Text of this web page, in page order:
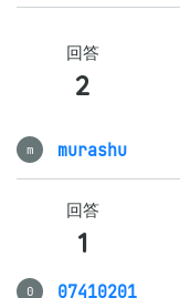
回答
2
m murashu
回答
1
0 07410201